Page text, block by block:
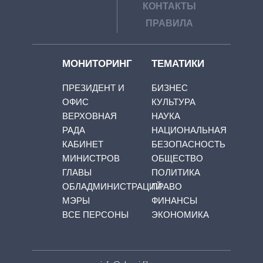
КОНТАКТЫ
ПРАВИЛА
МОНИТОРИНГ
ПРЕЗИДЕНТ И
ОФИС
ВЕРХОВНАЯ
РАДА
КАБИНЕТ
МИНИСТРОВ
ГЛАВЫ
ОБЛАДМИНИСТРАЦИЙ
МЭРЫ
ВСЕ ПЕРСОНЫ
ТЕМАТИКИ
БИЗНЕС
КУЛЬТУРА
НАУКА
НАЦИОНАЛЬНАЯ
БЕЗОПАСНОСТЬ
ОБЩЕСТВО
ПОЛИТИКА
ПРАВО
ФИНАНСЫ
ЭКОНОМИКА